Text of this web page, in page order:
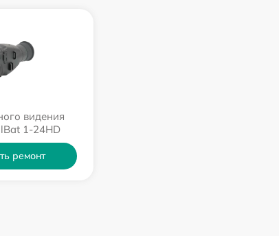
видения
1-24HD
ремонт